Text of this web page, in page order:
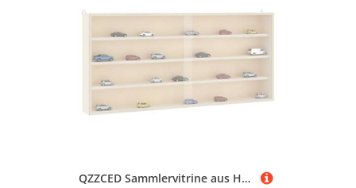
QZZCED Sammlervitrine aus Holz mit Türen Schweberegal Aufbewahrungsregal für Schlafzimmer Büro 80x8,5x37 cm